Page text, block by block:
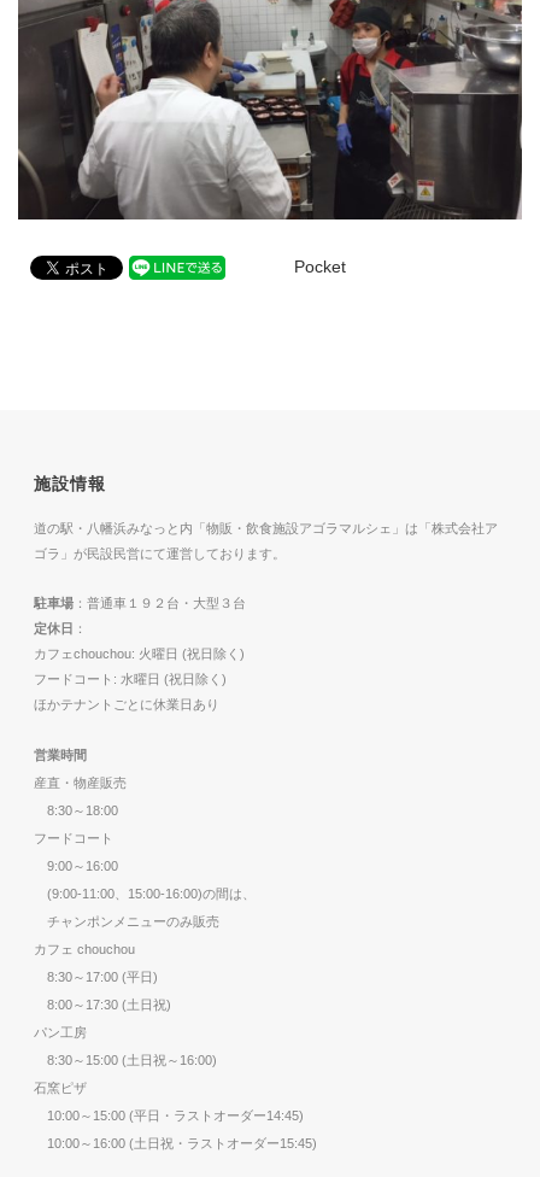
Pocket
施設情報
道の駅・八幡浜みなっと内「物販・飲食施設アゴラマルシェ」は「株式会社ア
ゴラ」が民設民営にて運営しております。
駐車場 ：普通車１９２台・大型３台
定休日 ：
カフェchouchou: 火曜日 (祝日除く)
フードコート: 水曜日 (祝日除く)
ほかテナントごとに休業日あり
営業時間
産直・物産販売
8:30～18:00
フードコート
9:00～16:00
(9:00-11:00、15:00-16:00)の間は、
チャンポンメニューのみ販売
カフェ chouchou
8:30～17:00 (平日)
8:00～17:30 (土日祝)
パン工房
8:30～15:00 (土日祝～16:00)
石窯ピザ
10:00～15:00 (平日・ラストオーダー14:45)
10:00～16:00 (土日祝・ラストオーダー15:45)